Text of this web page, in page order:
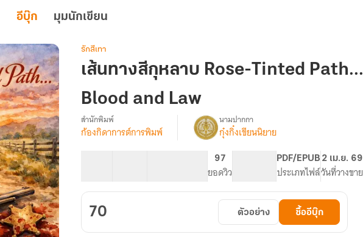
อีบุ๊ก มุมนักเขียน
รักสีเทา
เส้นทางสีกุหลาบ Rose-Tinted
Blood and Law
เรื่อง
Rose-
Tinted
Path...
at
สำนักพิมพ์
ก้องกิดาการต์การพิมพ์
นามปากกา
กุ๋งกิ๋งเขียนนิยาย
97
ยอดวิว
PDF/EPUB
ประเภทไฟล์
2 เม.ย. 69
วันที่วางขาย
70 ตัวอย่าง ซื้ออีบุ๊ก